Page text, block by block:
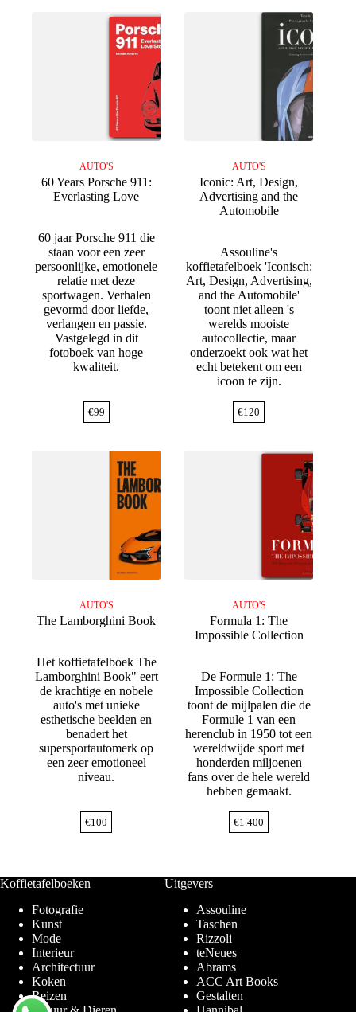
AUTO'S
60 Years Porsche 911:
Everlasting Love
60 jaar Porsche 911 die
staan voor een zeer
persoonlijke, emotionele
relatie met deze
sportwagen. Verhalen
gevormd door liefde,
verlangen en passie.
Vastgelegd in dit
fotoboek van hoge
kwaliteit.
€99
AUTO'S
Iconic: Art, Design,
Advertising and the
Automobile
Assouline's
koffietafelboek 'Iconisch:
Art, Design, Advertising,
and the Automobile'
toont niet alleen 's
werelds mooiste
autocollectie, maar
onderzoekt ook wat het
echt betekent om een
icoon te zijn.
€120
AUTO'S
The Lamborghini Book
Het koffietafelboek The
Lamborghini Book" eert
de krachtige en nobele
auto's met unieke
esthetische beelden en
benadert het
supersportautomerk op
een zeer emotioneel
niveau.
€100
AUTO'S
Formula 1: The
Impossible Collection
De Formule 1: The
Impossible Collection
toont de mijlpalen die de
Formule 1 van een
herenclub in 1950 tot een
wereldwijde sport met
honderden miljoenen
fans over de hele wereld
hebben gemaakt.
€1.400
Koffietafelboeken
Fotografie
Kunst
Mode
Interieur
Architectuur
Koken
Reizen
Uitgevers
Assouline
Taschen
Rizzoli
teNeues
Abrams
ACC Art Books
Gestalten